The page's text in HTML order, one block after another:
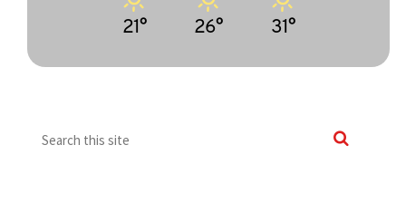
21° 26° 31°